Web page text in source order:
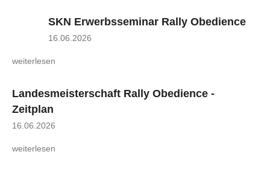
SKN Erwerbsseminar Rally Obedience
16.06.2026
weiterlesen
Landesmeisterschaft Rally Obedience -
Zeitplan
16.06.2026
weiterlesen